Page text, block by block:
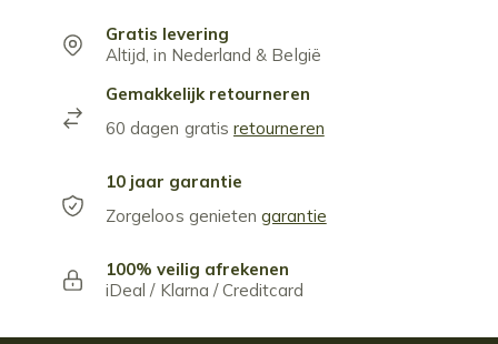
Gratis levering
Altijd, in Nederland & België
Gemakkelijk retourneren
60 dagen gratisretourneren
10 jaar garantie
Zorgeloos genietengarantie
100% veilig afrekenen
iDeal / Klarna / Creditcard